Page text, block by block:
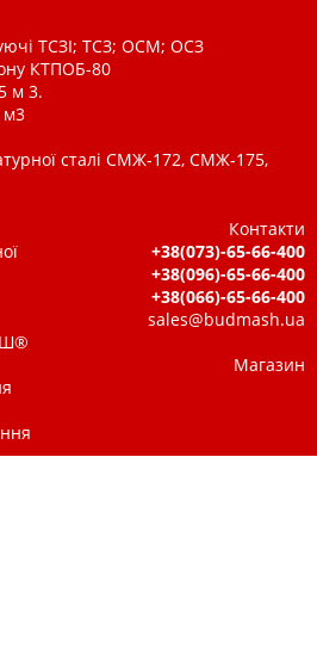
ТСЗІ; ТСЗ; ОСМ; ОСЗ
КТПОБ-80
м 3.
м3
сталі СМЖ-172, СМЖ-175,
Контакти
+38(073)-65-66-400
+38(096)-65-66-400
+38(066)-65-66-400
sales@budmash.ua
Магазин